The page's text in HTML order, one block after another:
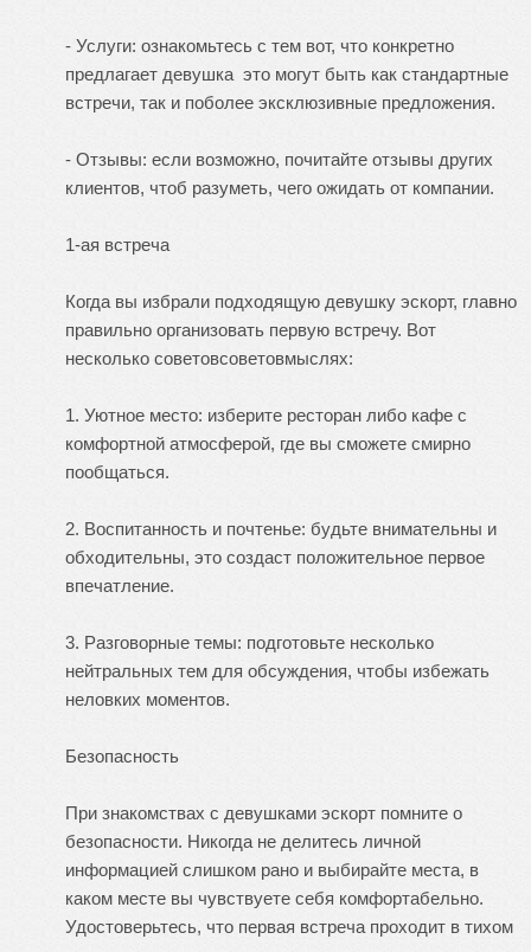
- Услуги: ознакомьтесь с тем вот, что конкретно
предлагает девушка это могут быть как стандартные
встречи, так и поболее эксклюзивные предложения.
- Отзывы: если возможно, почитайте отзывы других
клиентов, чтоб разуметь, чего ожидать от компании.
1-ая встреча
Когда вы избрали подходящую девушку эскорт, главно
правильно организовать первую встречу. Вот
несколько советовсоветовмыслях:
1. Уютное место: изберите ресторан либо кафе с
комфортной атмосферой, где вы сможете смирно
пообщаться.
2. Воспитанность и почтенье: будьте внимательны и
обходительны, это создаст положительное первое
впечатление.
3. Разговорные темы: подготовьте несколько
нейтральных тем для обсуждения, чтобы избежать
неловких моментов.
Безопасность
При знакомствах с девушками эскорт помните о
безопасности. Никогда не делитесь личной
информацией слишком рано и выбирайте места, в
каком месте вы чувствуете себя комфортабельно.
Удостоверьтесь, что первая встреча проходит в тихом